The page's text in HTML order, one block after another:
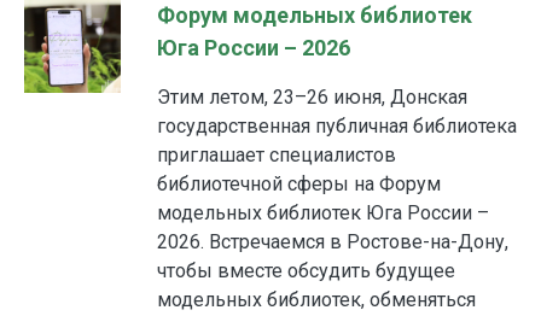
Форум модельных библиотек
Юга России – 2026
Этим летом, 23–26 июня, Донская
государственная публичная библиотека
приглашает специалистов
библиотечной сферы на Форум
модельных библиотек Юга России –
2026. Встречаемся в Ростове-на-Дону,
чтобы вместе обсудить будущее
модельных библиотек, обменяться